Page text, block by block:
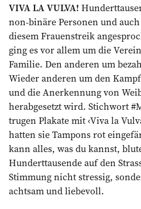
VIVA LA VULVA!
non-binäre Personen und
diesem Frauenstreik
ging es vor allem um die
Familie. Den anderen um
Wieder anderen um den
und die Anerkennung von
herabgesetzt wird. Stichwort
trugen Plakate mit ‹Viva la
hatten sie Tampons rot
kann alles, was du kannst,
Hunderttausende auf den
Stimmung nicht stressig,
achtsam und liebevoll.